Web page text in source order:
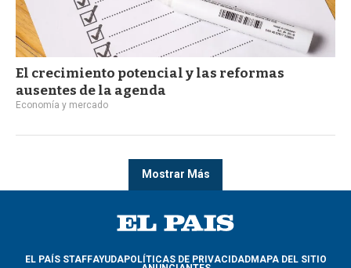
El crecimiento potencial y las reformas
ausentes de la agenda
Economía y mercado
Mostrar Más
EL PAÍS STAFFAYUDAPOLÍTICAS DE PRIVACIDADMAPA DEL SITIO